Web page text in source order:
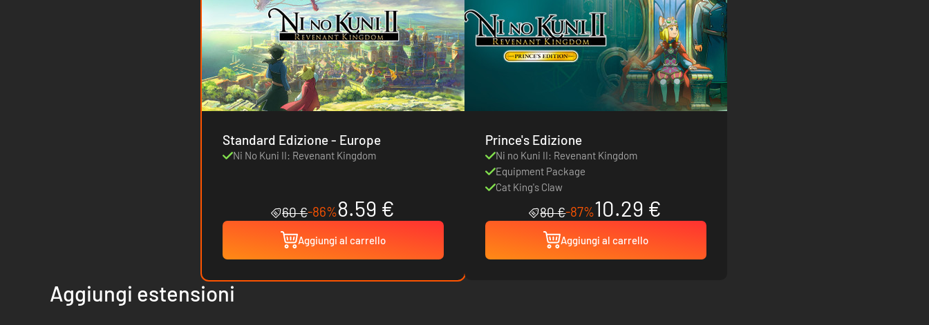
Standard Edizione - Europe
Ni No Kuni II: Revenant Kingdom
60 €-86%8.59 €
Aggiungi al carrello
Prince's Edizione
Ni no Kuni II: Revenant Kingdom
Equipment Package
Cat King's Claw
80 €-87%10.29 €
Aggiungi al carrello
Aggiungi estensioni